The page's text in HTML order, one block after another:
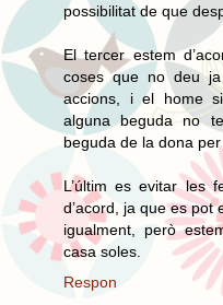
possibilitat de que
El tercer estem
coses que no deu
accions, i el home
alguna beguda no
beguda de la dona per
L’últim es evitar les
d’acord, ja que es
igualment, però
casa soles.
Respon